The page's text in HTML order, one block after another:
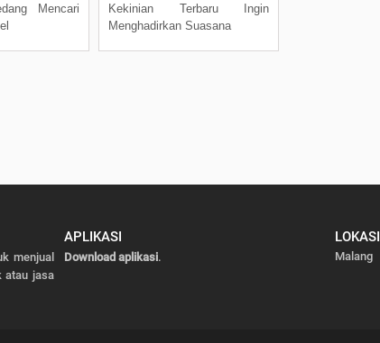
Mencari
Kekinian Terbaru Ingin
Menghadirkan Suasana
menjual
atau jasa
APLIKASI
Download aplikasi.
LOKASI
Malang